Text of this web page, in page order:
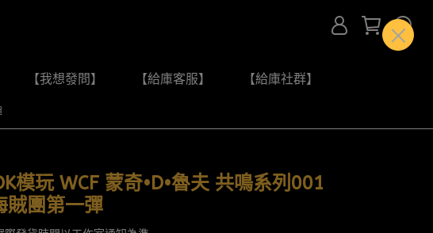
【我想發問】 【給庫客服】 【給庫社群】
模玩 WCF 蒙奇•D•魯夫 共鳴系列001
賊團第一彈